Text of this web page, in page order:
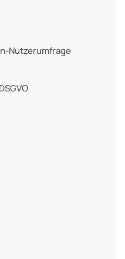
Nutzerumfrage